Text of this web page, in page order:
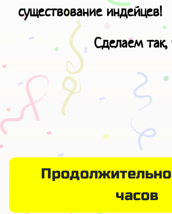
существование индейцев!
Сделаем
часов